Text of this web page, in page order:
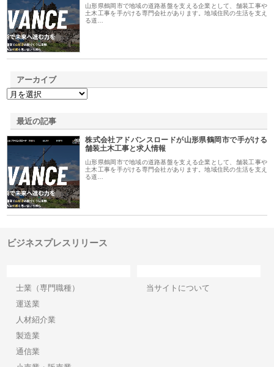
山形県鶴岡市で地域の道路基盤を支える企業として、舗装工事や
土木工事を手がける専門会社があります。地域住民の生活を支え
る道…
アーカイブ
最近の記事
株式会社アドバンスロードが山形県鶴岡市で手がける
舗装土木工事と求人情報
山形県鶴岡市で地域の道路基盤を支える企業として、舗装工事や
土木工事を手がける専門会社があります。地域住民の生活を支え
る道…
ビジネスプレスリリース
士業（専門職種）
運送業
人材紹介業
製造業
通信業
当サイトについて